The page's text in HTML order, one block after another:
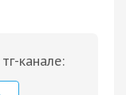
канале: